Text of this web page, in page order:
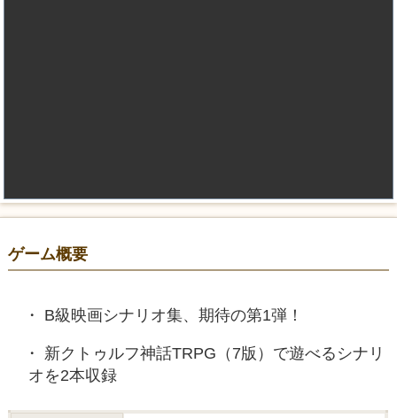
ゲーム概要
B級映画シナリオ集、期待の第1弾！
新クトゥルフ神話TRPG（7版）で遊べるシナリ
オを2本収録